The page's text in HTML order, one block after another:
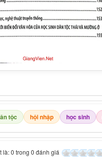
tộc hội nhập học sinh
là: 0 trong 0 đánh giá